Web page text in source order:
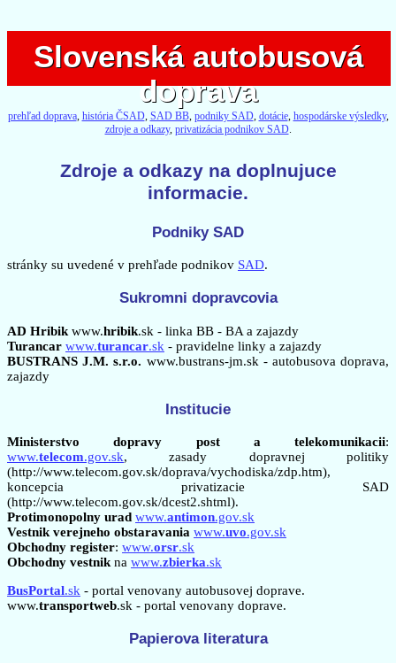
Slovenská autobusová
doprava
Slovenská autobusová
doprava
prehľad doprava, história ČSAD, SAD BB, podniky SAD, dotácie, hospodárske výsledky,
zdroje a odkazy, privatizácia podnikov SAD.
Zdroje a odkazy na doplnujuce
informacie.
Podniky SAD
stránky su uvedené v prehľade podnikov SAD.
Sukromni dopravcovia
AD Hribik www.hribik.sk - linka BB - BA a zajazdy
Turancar www.turancar.sk - pravidelne linky a zajazdy
BUSTRANS J.M. s.r.o. www.bustrans-jm.sk - autobusova doprava,
zajazdy
Institucie
Ministerstvo dopravy post a telekomunikacii:
www.telecom.gov.sk, zasady dopravnej politiky
(http://www.telecom.gov.sk/doprava/vychodiska/zdp.htm),
koncepcia privatizacie SAD
(http://www.telecom.gov.sk/dcest2.shtml).
Protimonopolny urad www.antimon.gov.sk
Vestnik verejneho obstaravania www.uvo.gov.sk
Obchodny register: www.orsr.sk
Obchodny vestnikna www.zbierka.sk
BusPortal.sk - portal venovany autobusovej doprave.
www.transportweb.sk - portal venovany doprave.
Papierova literatura